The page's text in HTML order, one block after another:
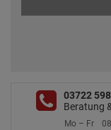
03722
Beratung
Mo – Fr